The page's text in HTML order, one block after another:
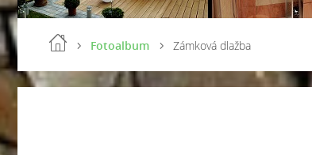
Fotoalbum Zámková dlažba